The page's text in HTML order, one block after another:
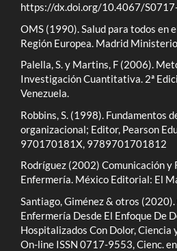
https://dx.doi.org/10.4067/
OMS (1990). Salud para todos en
Región Europea. Madrid
Palella, S. y Martins, F (2006).
Investigación Cuantitativa. 2ª
Venezuela.
Robbins, S. (1998). Fundamentos
organizacional; Editor, Pearson
970170181X, 9789701701812
Rodríguez (2002) Comunicación y
Enfermería. México Editorial: El
Santiago, Giménez & otros
Enfermería Desde El Enfoque De
Hospitalizados Con Dolor, Ciencia
On-line ISSN 0717-9553, Cienc.